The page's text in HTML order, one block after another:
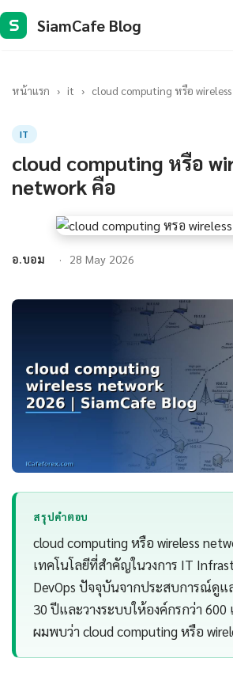
S SiamCafe Blog
หน้าแรก › it › cloud computing หรือ
IT
cloud computing หรือ
network คือ
อ.บอม 28 May 2026
สรุปคำตอบ
cloud computing หรือ wireless
เทคโนโลยีที่สำคัญในวงการ IT
DevOps ปัจจุบันจากประสบการณ์ดูแ
30 ปีและวางระบบให้องค์กรกว่า
ผมพบว่า cloud computing หรือ